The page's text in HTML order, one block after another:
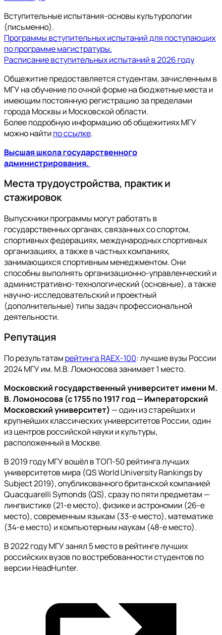
Вступительные испытания-основы культурологии
(письменно).
Программы вступительных испытаний для поступающих
по программе магистратуры.
Расписание вступительных испытаний в 2026 году
Общежитие предоставляется студентам, зачисленным в
МГУ на обучение по очной форме на бюджетные места и
имеющим постоянную регистрацию за пределами
города Москвы и Московской области.
Более подробную информацию об общежитиях МГУ
можно найти по ссылке.
Высшая школа государственного
администрирования.
Места трудоустройства, практик и
стажировок
Выпускники программы могут работать в
государственных органах, связанных со спортом,
спортивных федерациях, международных спортивных
организациях, а также в частных компаниях,
занимающихся спортивным менеджментом. Они
способны выполнять организационно-управленческий и
административно-технологический (основные), а также
научно-исследовательский и проектный
(дополнительные) типы задач профессиональной
деятельности.
Репутация
По результатам рейтинга RAEX-100: лучшие вузы России
2024 МГУ им. М.В. Ломоносова занимает 1 место.
Московский государственный университет имени М.
В. Ломоносова (с 1755 по 1917 год — Императорский
Московский университет) — один из старейших и
крупнейших классических университетов России, один
из центров российской науки и культуры,
расположенный в Москве.
В 2019 году МГУ вошёл в ТОП-50 рейтинга лучших
университетов мира (QS World University Rankings by
Subject 2019), опубликованного британской компанией
Quacquarelli Symonds (QS), сразу по пяти предметам —
лингвистике (21-е место), физике и астрономии (26-е
место), современным языкам (33-е место), математике
(34-е место) и компьютерным наукам (48-е место).
В 2022 году МГУ занял 5 место в рейтинге лучших
российских вузов по востребованности студентов по
версии HeadHunter.